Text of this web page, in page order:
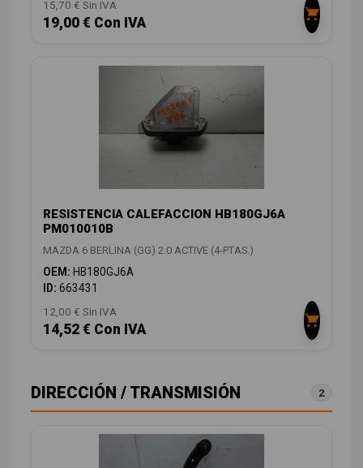
15,70 € Sin IVA
19,00 € Con IVA
RESISTENCIA CALEFACCION HB180GJ6A
PM010010B
MAZDA 6 BERLINA (GG) 2.0 ACTIVE (4-PTAS.)
OEM: HB180GJ6A
ID: 663431
12,00 € Sin IVA
14,52 € Con IVA
DIRECCIÓN / TRANSMISIÓN 2